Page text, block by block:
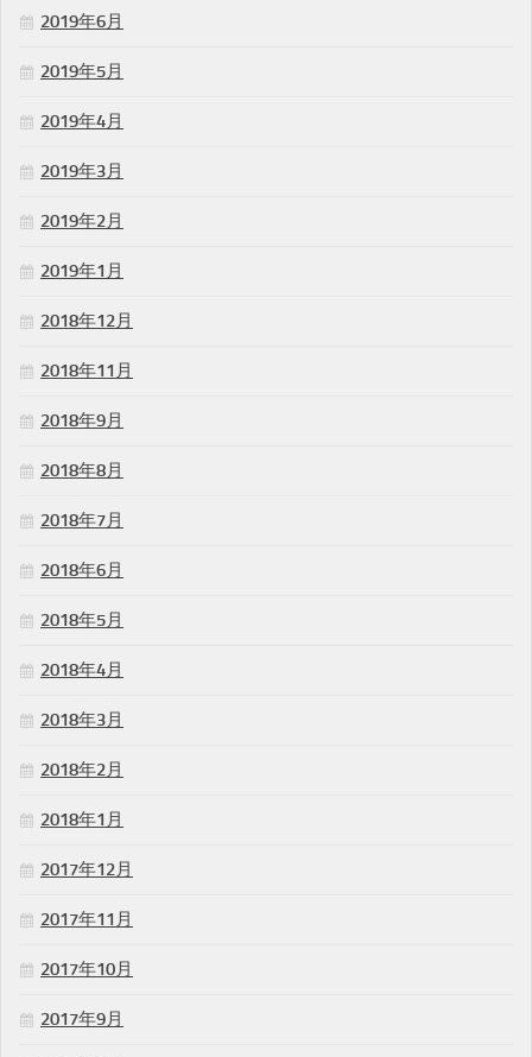
2019年6月
2019年5月
2019年4月
2019年3月
2019年2月
2019年1月
2018年12月
2018年11月
2018年9月
2018年8月
2018年7月
2018年6月
2018年5月
2018年4月
2018年3月
2018年2月
2018年1月
2017年12月
2017年11月
2017年10月
2017年9月